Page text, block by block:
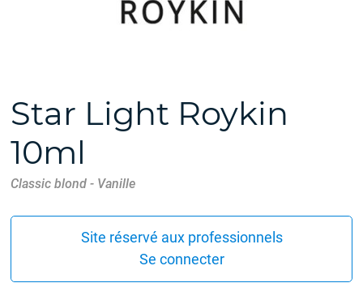
Star Light Roykin
10ml
Classic blond - Vanille
Site réservé aux professionnels
Se connecter